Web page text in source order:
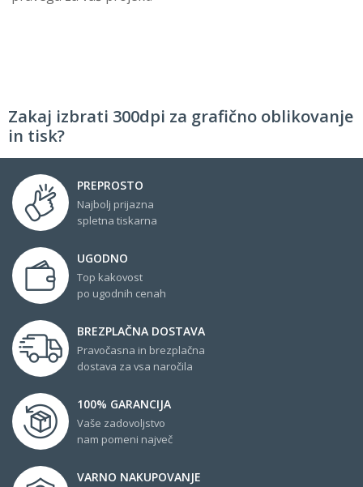
Zakaj izbrati 300dpi za grafično oblikovanje
in tisk?
PREPROSTO
Najbolj prijazna
spletna tiskarna
UGODNO
Top kakovost
po ugodnih cenah
BREZPLAČNA DOSTAVA
Pravočasna in brezplačna
dostava za vsa naročila
100% GARANCIJA
Vaše zadovoljstvo
nam pomeni največ
VARNO NAKUPOVANJE